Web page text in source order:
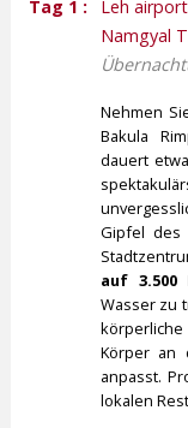
Tag 1 : Leh
Namgyal
Nehmen
Bakula
dauert
Gipfel des
auf 3.500
Wasser zu
Körper an
anpasst.
lokalen